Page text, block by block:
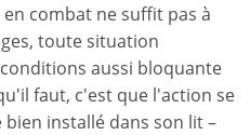
combat ne suffit pas à
toute situation
aussi bloquante
faut, c'est que l'action se
installé dans son lit –